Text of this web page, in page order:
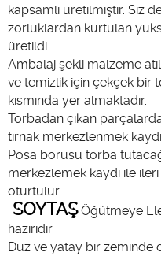
kapsamlı üretilmiştir. Siz
zorluklardan kurtulan
üretildi.
Ambalaj şekli malzeme
ve temizlik için çekçek bir
kısmında yer almaktadır.
Torbadan çıkan
tırnak merkezlenmek
Posa borusu torba
merkezlemek kaydı ile
oturtulur.
SOYTAŞÖğütmeye
hazırıdır.
Düz ve yatay bir zeminde